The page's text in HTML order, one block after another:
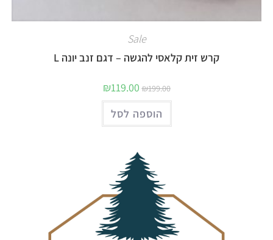
Sale
קרש זית קלאסי להגשה – דגם זנב יונה L
₪199.00
₪119.00
הוספה לסל